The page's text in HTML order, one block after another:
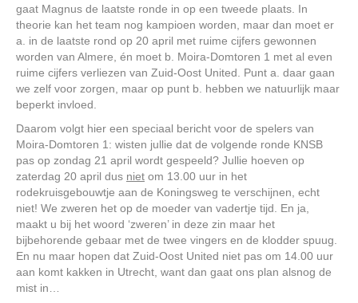
gaat Magnus de laatste ronde in op een tweede plaats. In
theorie kan het team nog kampioen worden, maar dan moet er
a. in de laatste rond op 20 april met ruime cijfers gewonnen
worden van Almere, én moet b. Moira-Domtoren 1 met al even
ruime cijfers verliezen van Zuid-Oost United. Punt a. daar gaan
we zelf voor zorgen, maar op punt b. hebben we natuurlijk maar
beperkt invloed.
Daarom volgt hier een speciaal bericht voor de spelers van
Moira-Domtoren 1: wisten jullie dat de volgende ronde KNSB
pas op zondag 21 april wordt gespeeld? Jullie hoeven op
zaterdag 20 april dus niet om 13.00 uur in het
rodekruisgebouwtje aan de Koningsweg te verschijnen, echt
niet! We zweren het op de moeder van vadertje tijd. En ja,
maakt u bij het woord ‘zweren’ in deze zin maar het
bijbehorende gebaar met de twee vingers en de klodder spuug.
En nu maar hopen dat Zuid-Oost United niet pas om 14.00 uur
aan komt kakken in Utrecht, want dan gaat ons plan alsnog de
mist in…